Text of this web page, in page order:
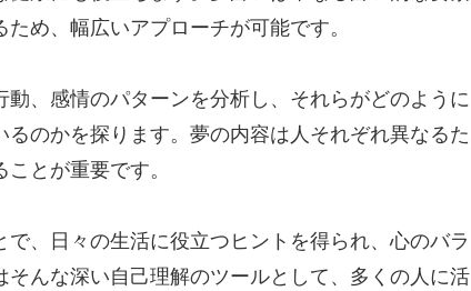
め、幅広いアプローチが可能です。
、感情のパターンを分析し、それらがどのように
のかを探ります。夢の内容は人それぞれ異なるた
とが重要です。
、日々の生活に役立つヒントを得られ、心のバラ
んな深い自己理解のツールとして、多くの人に活